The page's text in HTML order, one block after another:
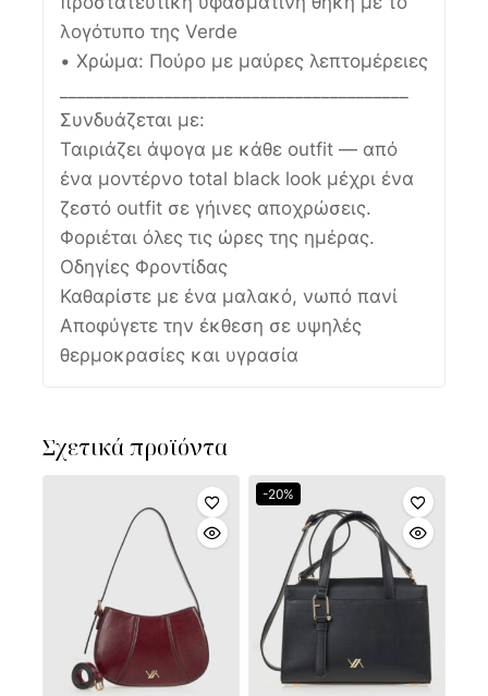
λογότυπο της Verde
• Χρώμα: Πούρο με μαύρες λεπτομέρειες
Συνδυάζεται με:
Ταιριάζει άψογα με κάθε outfit — από
ένα μοντέρνο total black look μέχρι ένα
ζεστό outfit σε γήινες αποχρώσεις.
Φοριέται όλες τις ώρες της ημέρας.
Οδηγίες Φροντίδας
Καθαρίστε με ένα μαλακό, νωπό πανί
Αποφύγετε την έκθεση σε υψηλές
θερμοκρασίες και υγρασία
Σχετικά προϊόντα
-20%